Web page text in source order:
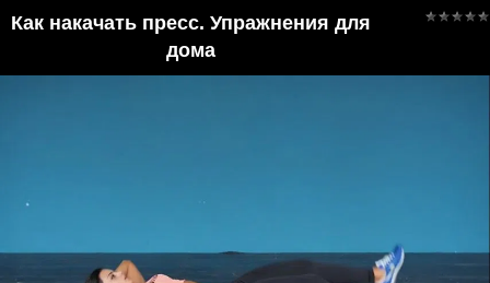
Как накачать пресс. Упражнения для
дома